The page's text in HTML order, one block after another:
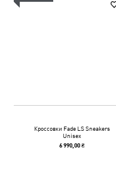
Кроссовки Fade LS Sneakers
Unisex
6 990,00 ₴